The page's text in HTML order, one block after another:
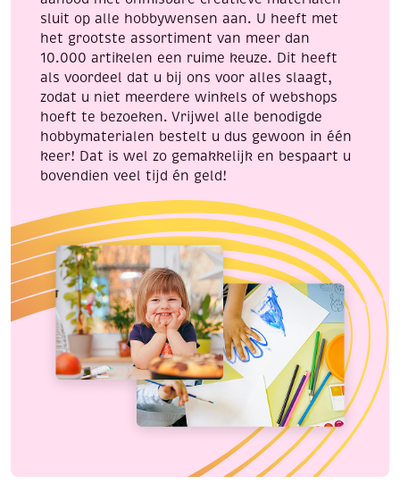
sluit op alle hobbywensen aan. U heeft met
het grootste assortiment van meer dan
10.000 artikelen een ruime keuze. Dit heeft
als voordeel dat u bij ons voor alles slaagt,
zodat u niet meerdere winkels of webshops
hoeft te bezoeken. Vrijwel alle benodigde
hobbymaterialen bestelt u dus gewoon in één
keer! Dat is wel zo gemakkelijk en bespaart u
bovendien veel tijd én geld!